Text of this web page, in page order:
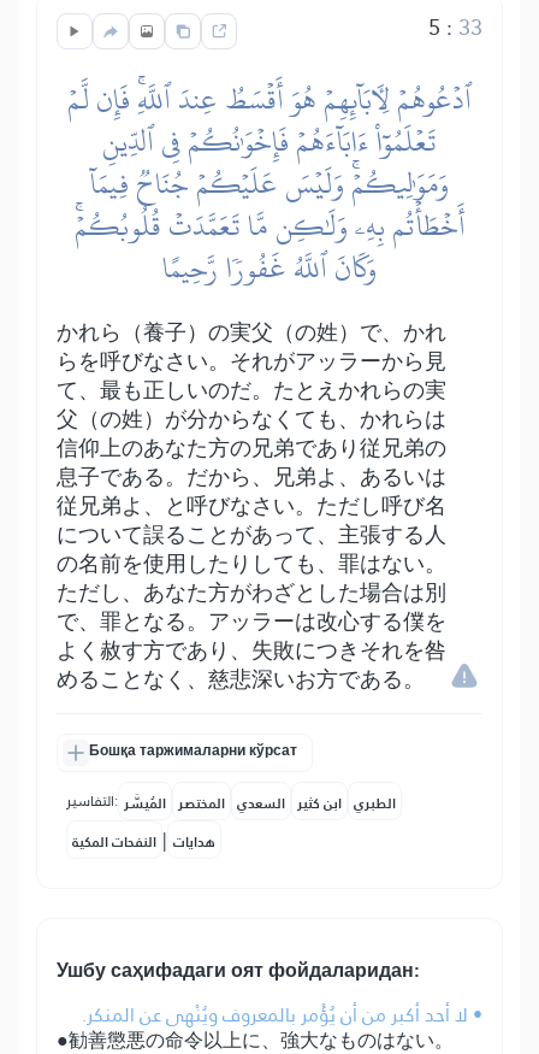
5 : 33
ٱدۡعُوهُمۡ لِأٓبَآئِهِمۡ هُوَ أَقۡسَطُ عِندَ ٱللَّهِۚ فَإِن لَّمۡ
تَعۡلَمُوٓاْ ءَابَآءَهُمۡ فَإِخۡوَٰنُكُمۡ فِي ٱلدِّينِ
وَمَوَٰلِيكُمۡۚ وَلَيۡسَ عَلَيۡكُمۡ جُنَاحٞ فِيمَآ
أَخۡطَأۡتُم بِهِۦ وَلَٰكِن مَّا تَعَمَّدَتۡ قُلُوبُكُمۡۚ
وَكَانَ ٱللَّهُ غَفُورٗا رَّحِيمًا
かれら（養子）の実父（の姓）で、かれ
らを呼びなさい。それがアッラーから見
て、最も正しいのだ。たとえかれらの実
父（の姓）が分からなくても、かれらは
信仰上のあなた方の兄弟であり従兄弟の
息子である。だから、兄弟よ、あるいは
従兄弟よ、と呼びなさい。ただし呼び名
について誤ることがあって、主張する人
の名前を使用したりしても、罪はない。
ただし、あなた方がわざとした場合は別
で、罪となる。アッラーは改心する僕を
よく赦す方であり、失敗につきそれを咎
めることなく、慈悲深いお方である。
Бошқа таржималарни кўрсат
التفاسير: المُيسَّر المختصر السعدي ابن كثير الطبري
النفحات المكية | هدايات
Ушбу саҳифадаги оят фойдаларидан:
• لا أحد أكبر من أن يُؤْمر بالمعروف ويُنْهى عن المنكر.
●勧善懲悪の命令以上に、強大なものはない。